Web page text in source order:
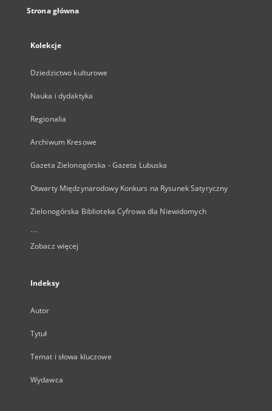
Strona główna
Kolekcje
Dziedzictwo kulturowe
Nauka i dydaktyka
Regionalia
Archiwum Kresowe
Gazeta Zielonogórska - Gazeta Lubuska
Otwarty Międzynarodowy Konkurs na Rysunek Satyryczny
Zielonogórska Biblioteka Cyfrowa dla Niewidomych
...
Zobacz więcej
Indeksy
Autor
Tytuł
Temat i słowa kluczowe
Wydawca